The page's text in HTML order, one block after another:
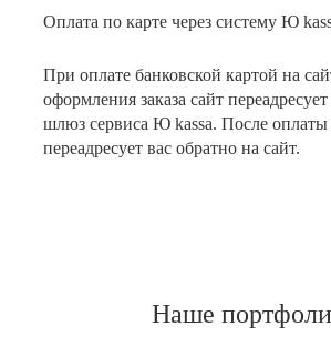
Оплата по карте через систему Ю
При оплате банковской картой на
оформления заказа сайт
шлюз сервиса Ю kassa. После оплаты
переадресует вас обратно на сайт.
Наше